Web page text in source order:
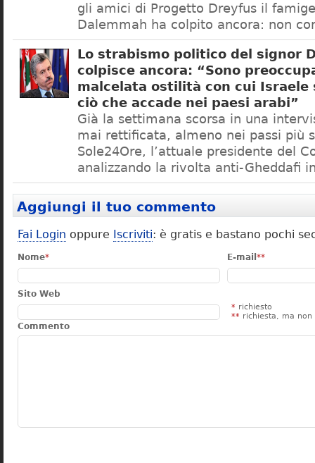
gli amici di Progetto Dreyfus il
Dalemmah ha colpito ancora: non
Lo strabismo politico del signor
colpisce ancora: “Sono
malcelata ostilità con cui Israele
ciò che accade nei paesi arabi”
Già la settimana scorsa in una
mai rettificata, almeno nei passi più
Sole24Ore, l’attuale presidente del
analizzando la rivolta anti-Gheddafi
Aggiungi il tuo commento
Fai Login oppure Iscriviti: è gratis e bastano pochi
Nome* E-mail **
Sito Web
* richiesto
** richiesta, ma non
Commento